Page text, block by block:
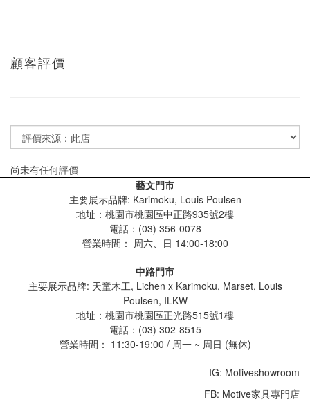
顧客評價
尚未有任何評價
藝文門市
主要展示品牌: Karimoku, Louis Poulsen
地址：桃園市桃園區中正路935號2樓
電話：(03) 356-0078
營業時間： 周六、日 14:00-18:00
中路門市
主要展示品牌: 天童木工, Lichen x Karimoku, Marset, Louis
Poulsen, ILKW
地址：桃園市桃園區正光路515號1樓
電話：(03) 302-8515
營業時間： 11:30-19:00 / 周一 ~ 周日 (無休)
IG: Motiveshowroom
FB: Motive家具專門店